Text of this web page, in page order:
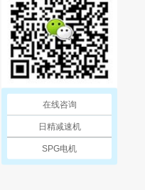
在线咨询
日精减速机
SPG电机